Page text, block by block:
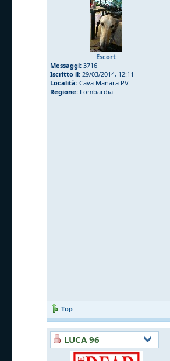
Escort
Messaggi: 3716
Iscritto il: 29/03/2014, 12:11
Località: Cava Manara PV
Regione: Lombardia
Top
LUCA 96